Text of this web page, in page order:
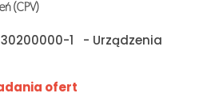
(CPV)
1 - Urządzenia
ofert